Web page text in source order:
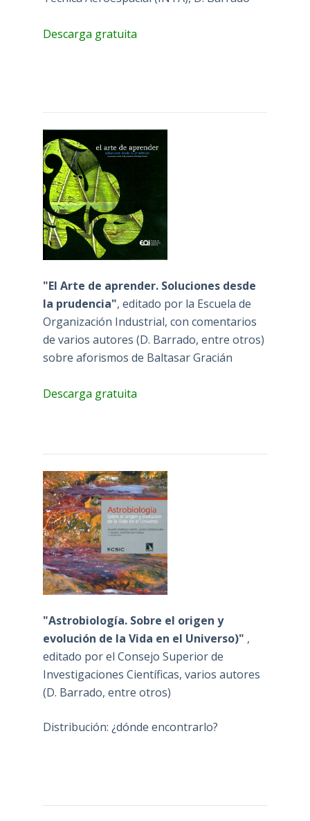
Descarga gratuita
"El Arte de aprender. Soluciones desde
la prudencia", editado por la Escuela de
Organización Industrial, con comentarios
de varios autores (D. Barrado, entre otros)
sobre aforismos de Baltasar Gracián
Descarga gratuita
"Astrobiología. Sobre el origen y
evolución de la Vida en el Universo)" ,
editado por el Consejo Superior de
Investigaciones Científicas, varios autores
(D. Barrado, entre otros)
Distribución: ¿dónde encontrarlo?